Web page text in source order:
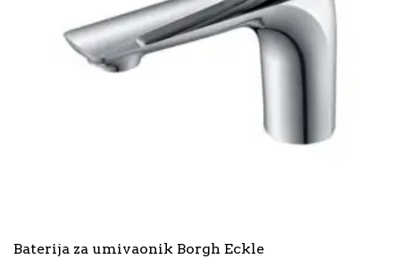
Baterija za umivaonik Borgh Eckle